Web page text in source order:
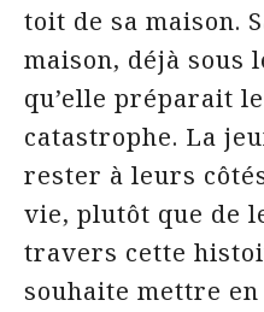
toit de sa maison.
maison, déjà sous
qu’elle préparait
catastrophe. La
rester à leurs
vie, plutôt que de
travers cette
souhaite mettre